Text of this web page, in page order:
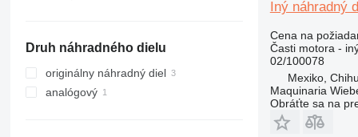
Druh náhradného dielu
originálny náhradný diel
analógový
Iný náhradný
Cena na
Časti motora -
02/100078
Mexiko,
Maquinaria
Obráťte sa na